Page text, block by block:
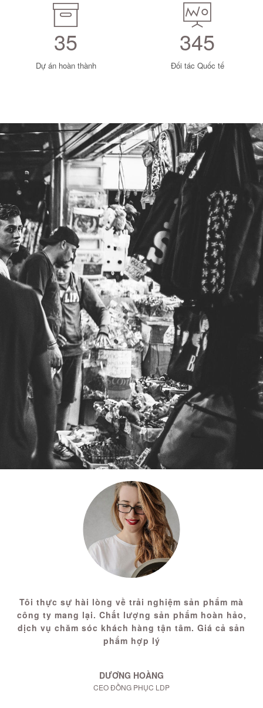
35
Dự án hoàn thành
345
Đối tác Quốc tế
Tôi thực sự hài lòng về trải nghiệm sản phẩm mà
công ty mang lại. Chất lượng sản phẩm hoàn hảo,
dịch vụ chăm sóc khách hàng tận tâm. Giá cả sản
phẩm hợp lý
DƯƠNG HOÀNG
CEO ĐỒNG PHỤC LDP